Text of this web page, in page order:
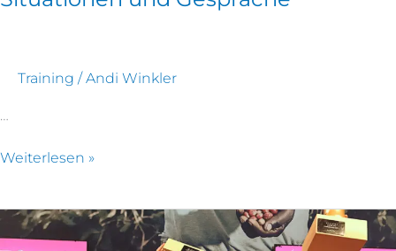
Training /Andi Winkler
Weiterlesen »
Kund:innen
begeistern: